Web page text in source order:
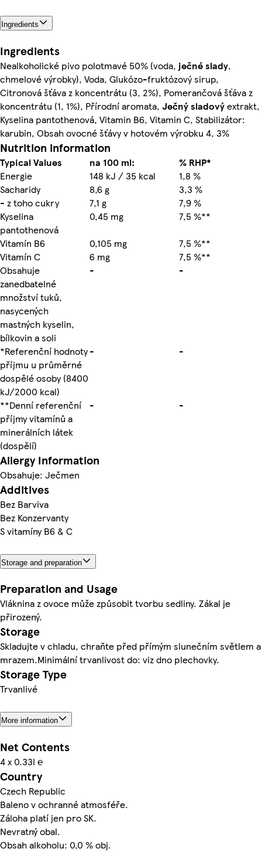
Ingredients
Ingredients
Nealkoholické pivo polotmavé 50% (voda, ječnéslady,
chmelové výrobky), Voda, Glukózo-fruktózový sirup,
Citronová šťáva z koncentrátu (3, 2%), Pomerančová šťáva z
koncentrátu (1, 1%), Přírodní aromata, Ječnýsladovýextrakt,
Kyselina pantothenová, Vitamin B6, Vitamin C, Stabilizátor:
karubin, Obsah ovocné šťávy v hotovém výrobku 4, 3%
Nutrition information
Typical Values na 100 ml:
% RHP*
Energie
148 kJ / 35 kcal
1,8 %
Sacharidy
8,6 g
3,3 %
- z toho cukry
7,1 g
7,9 %
Kyselina
pantothenová
0,45 mg
7,5 %**
Vitamín B6
0,105 mg
7,5 %**
Vitamín C
6 mg
7,5 %**
Obsahuje
zanedbatelné
množství tuků,
nasycených
mastných kyselin,
bílkovin a soli
- -
*Referenční hodnoty
příjmu u průměrné
dospělé osoby (8400
kJ/2000 kcal)
- -
**Denní referenční
příjmy vitamínů a
minerálních látek
(dospělí)
- -
Allergy Information
Obsahuje: Ječmen
Additives
Bez Barviva
Bez Konzervanty
S vitamíny B6 & C
Storage and preparation
Preparation and Usage
Vláknina z ovoce může způsobit tvorbu sedliny. Zákal je
přirozený.
Storage
Skladujte v chladu, chraňte před přímým slunečním světlem a
mrazem.Minimální trvanlivost do: viz dno plechovky.
Storage Type
Trvanlivé
More information
Net Contents
4 x 0.33l ℮
Country
Czech Republic
Baleno v ochranné atmosféře.
Záloha platí jen pro SK.
Nevratný obal.
Obsah alkoholu: 0,0 % obj.